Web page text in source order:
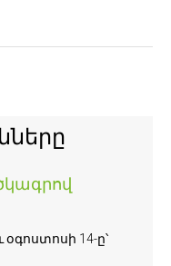
օգոստոսի 14-ը՝